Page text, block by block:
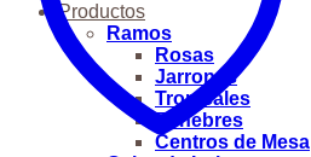
Productos
Ramos
Rosas
Jarrones
Tropicales
Fúnebres
Centros de Mesa